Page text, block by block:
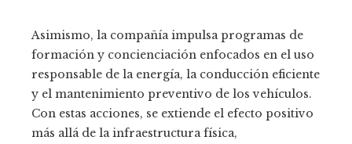
Asimismo, la compañía impulsa programas de
formación y concienciación enfocados en el uso
responsable de la energía, la conducción eficiente
y el mantenimiento preventivo de los vehículos.
Con estas acciones, se extiende el efecto positivo
más allá de la infraestructura física,